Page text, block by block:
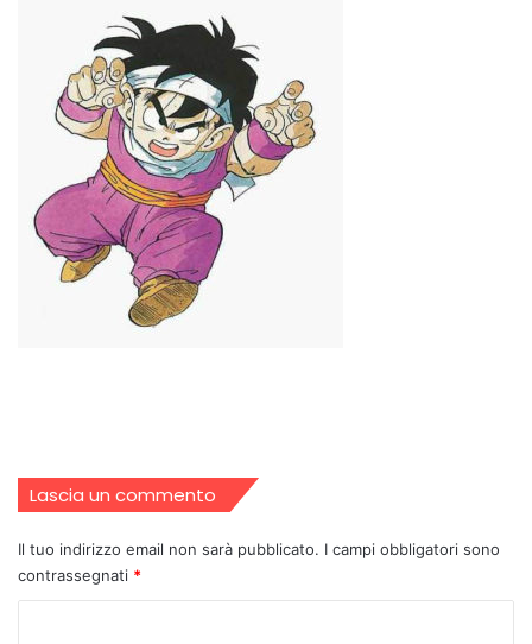
Lascia un commento
Il tuo indirizzo email non sarà pubblicato. I campi obbligatori sono
contrassegnati *